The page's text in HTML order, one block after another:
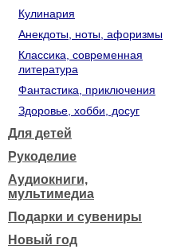
Кулинария
Анекдоты, ноты, афоризмы
Классика, современная
литература
Фантастика, приключения
Здоровье, хобби, досуг
Для детей
Рукоделие
Аудиокниги,
мультимедиа
Подарки и сувениры
Новый год